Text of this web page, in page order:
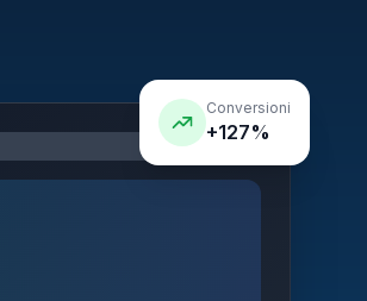
Conversioni
+127%